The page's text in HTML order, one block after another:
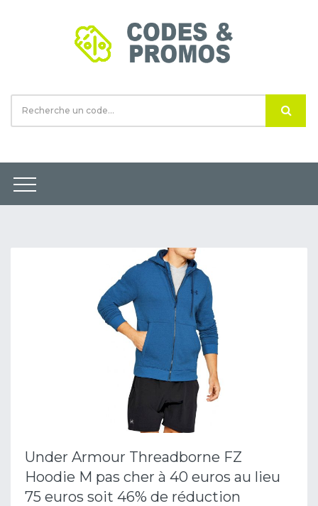
Under Armour Threadborne FZ
Hoodie M pas cher à 40 euros au lieu
75 euros soit 46% de réduction